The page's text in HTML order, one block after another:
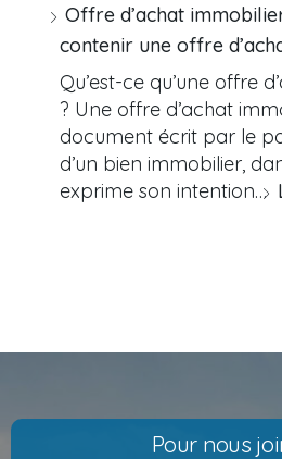
Offre d’achat
contenir une offre
Qu’est-ce qu’une offre
? Une offre d’achat
document écrit par le
d’un bien immobilier,
exprime son intention…
Pour nous